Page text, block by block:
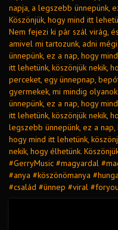
napja, a legszebb ünnepünk,
Köszönjük, hogy mind itt
Nem fejezi ki pár szál virág,
amivel mi tartozunk, adni
ünnepünk, ez a nap, hogy
itt lehetünk, köszönjük nekik,
perceket, egy ünnepnap,
gyermekek, mi mindig
ünnepünk, ez a nap, hogy
itt lehetünk, köszönjük nekik,
legszebb ünnepünk, ez a
hogy mind itt lehetünk,
nekik, hogy élhetünk.
#GerryMusic #magyardal
#anya #köszönömanya
#család #ünnep #viral